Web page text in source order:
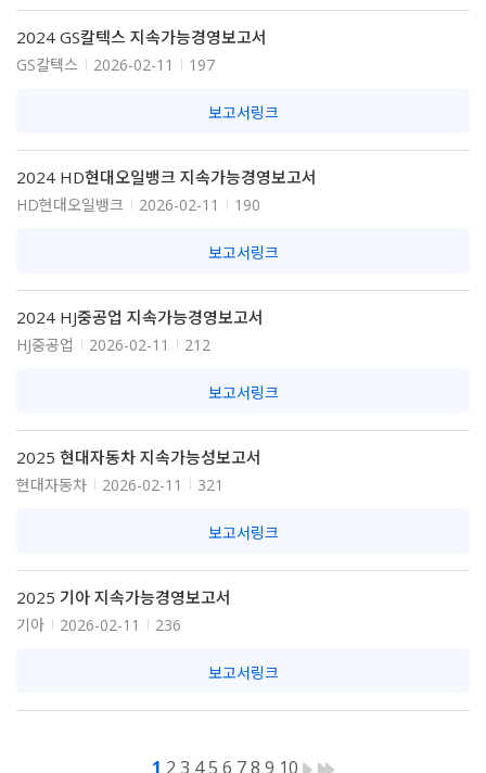
2024 GS칼텍스 지속가능경영보고서
GS칼텍스 2026-02-11 197
보고서링크
2024 HD현대오일뱅크 지속가능경영보고서
HD현대오일뱅크 2026-02-11 190
보고서링크
2024 HJ중공업 지속가능경영보고서
HJ중공업 2026-02-11 212
보고서링크
2025 현대자동차 지속가능성보고서
현대자동차 2026-02-11 321
보고서링크
2025 기아 지속가능경영보고서
기아 2026-02-11 236
보고서링크
1 2 3 4 5 6 7 8 9 10